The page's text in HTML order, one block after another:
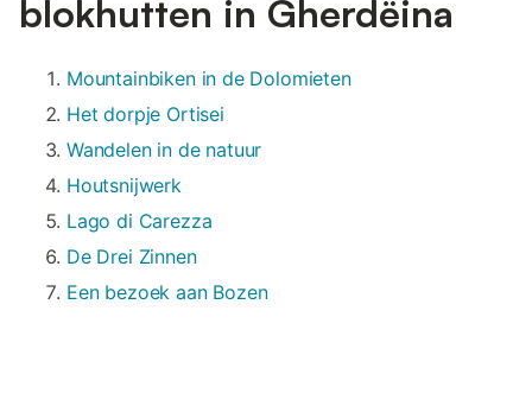
blokhutten in Gherdëina
Mountainbiken in de Dolomieten
Het dorpje Ortisei
Wandelen in de natuur
Houtsnijwerk
Lago di Carezza
De Drei Zinnen
Een bezoek aan Bozen